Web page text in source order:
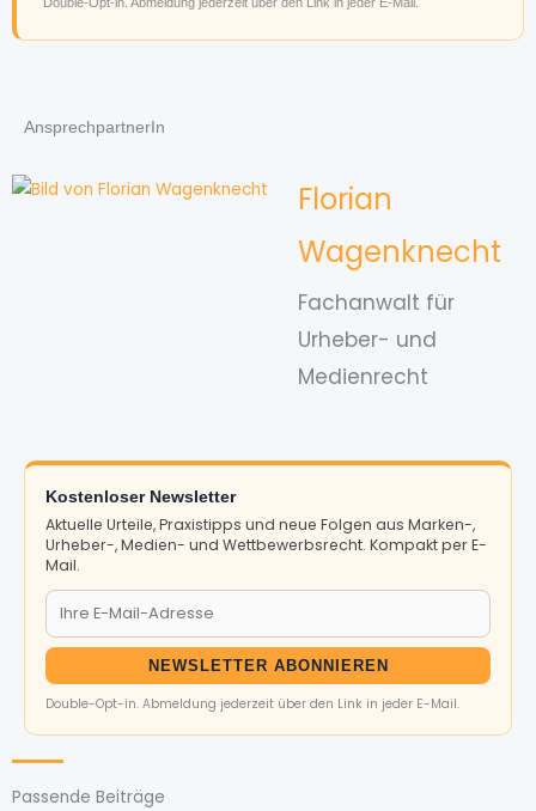
AnsprechpartnerIn
Florian
Wagenknecht
Fachanwalt für
Urheber- und
Medienrecht
Kostenloser Newsletter
Aktuelle Urteile, Praxistipps und neue Folgen aus Marken-,
Urheber-, Medien- und Wettbewerbsrecht. Kompakt per E-
Mail.
NEWSLETTER ABONNIEREN
Double-Opt-in. Abmeldung jederzeit über den Link in jeder E-Mail.
Passende Beiträge